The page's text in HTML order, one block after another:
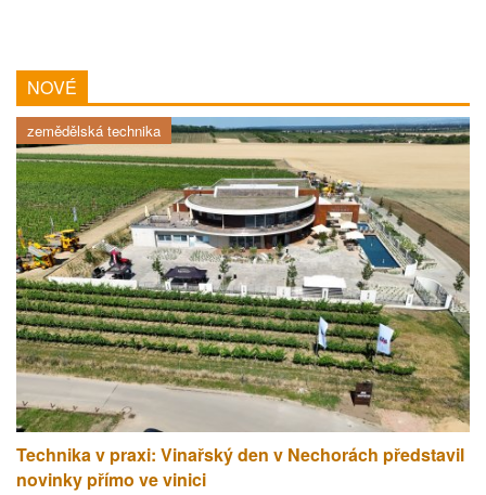
NOVÉ
zemědělská technika
Technika v praxi: Vinařský den v Nechorách představil
novinky přímo ve vinici